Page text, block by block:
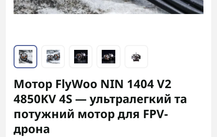
Мотор FlyWoo NIN 1404 V2
4850KV 4S — ультралегкий та
потужний мотор для FPV-
дрона